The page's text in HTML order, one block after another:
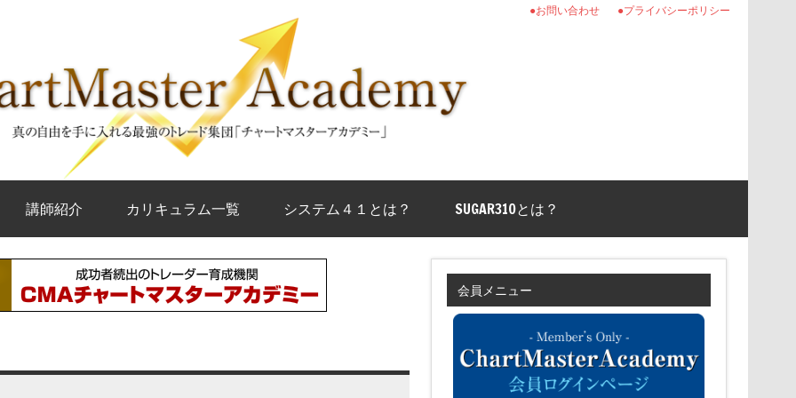
●プライバシーポリシー
●お問い合わせ
講師紹介 カリキュラム一覧 システム４１とは？ SUGAR310とは？
会員メニュー